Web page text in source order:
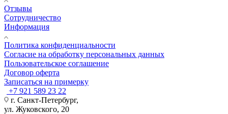
Отзывы
Сотрудничество
Информация
Политика конфиденциальности
Согласие на обработку персональных данных
Пользовательское соглашение
Договор оферта
Записаться на примерку
+7 921 589 23 22
г. Санкт-Петербург,
ул. Жуковского, 20